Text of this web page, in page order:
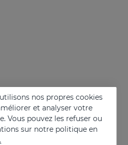
nos propres cookies
et analyser votre
Vous pouvez les refuser ou
sur notre politique en